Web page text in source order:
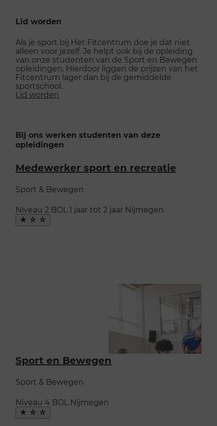
Lid worden
Als je sport bij Het Fitcentrum doe je dat niet
alleen voor jezelf. Je helpt ook bij de opleiding
van onze studenten van de Sport en Bewegen
opleidingen. Hierdoor liggen de prijzen van het
Fitcentrum lager dan bij de gemiddelde
sportschool.
Lid worden
Bij ons werken studenten van deze
opleidingen
Medewerker sport en recreatie
Sport & Bewegen
Niveau 2 BOL 1 jaar tot 2 jaar Nijmegen
Maak
favoriet
Sport en Bewegen
Sport & Bewegen
Niveau 4 BOL Nijmegen
Maak
favoriet